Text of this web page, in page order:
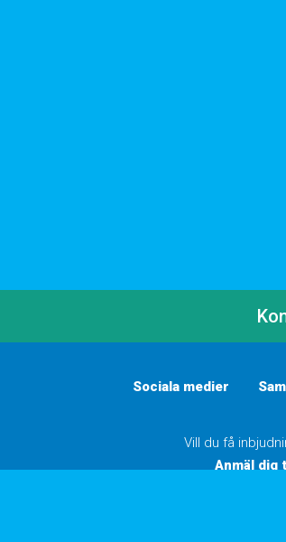
Sociala medier
Vill du få
Anmäl dig